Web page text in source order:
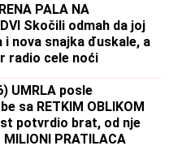
PALA NA
Skočili odmah da joj
i nova snajka đuskale, a
radio cele noći
UMRLA posle
sa RETKIM OBLIKOM
potvrdio brat, od nje
PRATILACA